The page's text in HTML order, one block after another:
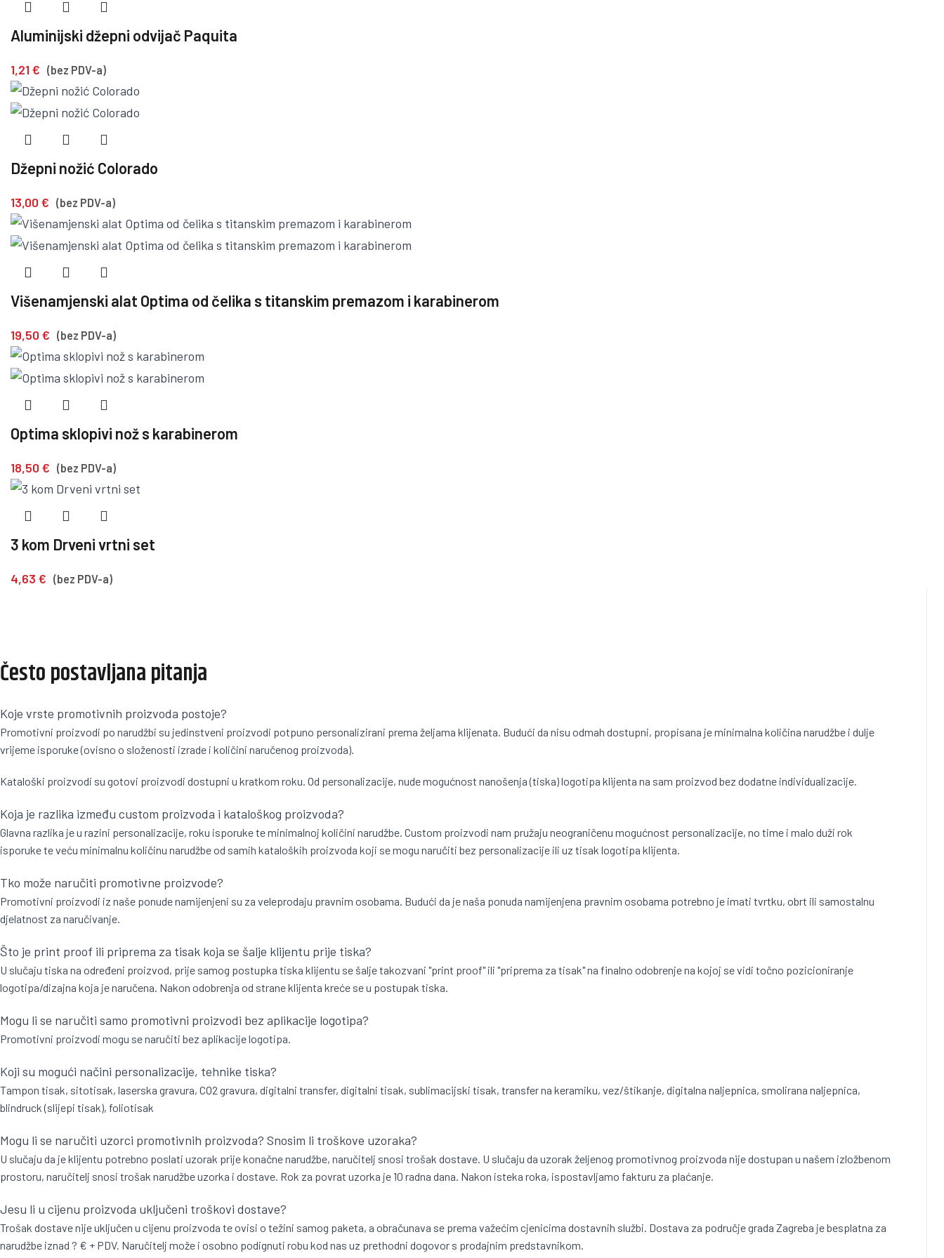
Aluminijski džepni odvijač Paquita
1,21€ (bez PDV-a)
Džepni nožić Colorado
13,00€ (bez PDV-a)
Višenamjenski alat Optima od čelika s titanskim premazom i karabinerom
19,50€ (bez PDV-a)
Optima sklopivi nož s karabinerom
18,50€ (bez PDV-a)
3 kom Drveni vrtni set
4,63 € (bez PDV-a)
Često postavljana pitanja
Koje vrste promotivnih proizvoda postoje?
Promotivni proizvodi po narudžbi su jedinstveni proizvodi potpuno personalizirani prema željama klijenata. Budući da nisu odmah dostupni, propisana je minimalna količina narudžbe i dulje
vrijeme isporuke (ovisno o složenosti izrade i količini naručenog proizvoda).
Kataloški proizvodi su gotovi proizvodi dostupni u kratkom roku. Od personalizacije, nude mogućnost nanošenja (tiska) logotipa klijenta na sam proizvod bez dodatne individualizacije.
Koja je razlika između custom proizvoda i kataloškog proizvoda?
Glavna razlika je u razini personalizacije, roku isporuke te minimalnoj količini narudžbe. Custom proizvodi nam pružaju neograničenu mogućnost personalizacije, no time i malo duži rok
isporuke te veću minimalnu količinu narudžbe od samih kataloških proizvoda koji se mogu naručiti bez personalizacije ili uz tisak logotipa klijenta.
Tko može naručiti promotivne proizvode?
Promotivni proizvodi iz naše ponude namijenjeni su za veleprodaju pravnim osobama. Budući da je naša ponuda namijenjena pravnim osobama potrebno je imati tvrtku, obrt ili samostalnu
djelatnost za naručivanje.
Što je print proof ili priprema za tisak koja se šalje klijentu prije tiska?
U slučaju tiska na određeni proizvod, prije samog postupka tiska klijentu se šalje takozvani "print proof" ili "priprema za tisak" na finalno odobrenje na kojoj se vidi točno pozicioniranje
logotipa/dizajna koja je naručena. Nakon odobrenja od strane klijenta kreće se u postupak tiska.
Mogu li se naručiti samo promotivni proizvodi bez aplikacije logotipa?
Promotivni proizvodi mogu se naručiti bez aplikacije logotipa.
Koji su mogući načini personalizacije, tehnike tiska?
Tampon tisak, sitotisak, laserska gravura, CO2 gravura, digitalni transfer, digitalni tisak, sublimacijski tisak, transfer na keramiku, vez/štikanje, digitalna naljepnica, smolirana naljepnica,
blindruck (slijepi tisak), foliotisak
Mogu li se naručiti uzorci promotivnih proizvoda? Snosim li troškove uzoraka?
U slučaju da je klijentu potrebno poslati uzorak prije konačne narudžbe, naručitelj snosi trošak dostave. U slučaju da uzorak željenog promotivnog proizvoda nije dostupan u našem izložbenom
prostoru, naručitelj snosi trošak narudžbe uzorka i dostave. Rok za povrat uzorka je 10 radna dana. Nakon isteka roka, ispostavljamo fakturu za plaćanje.
Jesu li u cijenu proizvoda uključeni troškovi dostave?
Trošak dostave nije uključen u cijenu proizvoda te ovisi o težini samog paketa, a obračunava se prema važećim cjenicima dostavnih službi. Dostava za područje grada Zagreba je besplatna za
narudžbe iznad ? € + PDV. Naručitelj može i osobno podignuti robu kod nas uz prethodni dogovor s prodajnim predstavnikom.